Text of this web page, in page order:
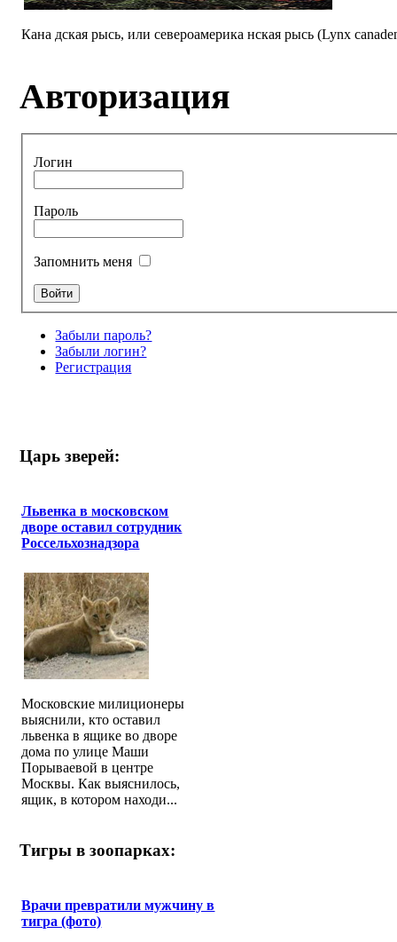
Кана дская рысь, или североамерика нская рысь (Lynx
Авторизация
Логин
Пароль
Запомнить меня
Забыли пароль?
Забыли логин?
Регистрация
Царь зверей:
Львенка в московском
дворе оставил сотрудник
Россельхознадзора
Московские милиционеры
выяснили, кто оставил
львенка в ящике во дворе
дома по улице Маши
Порываевой в центре
Москвы. Как выяснилось,
ящик, в котором находи...
Тигры в зоопарках:
Врачи превратили мужчину в
тигра (фото)